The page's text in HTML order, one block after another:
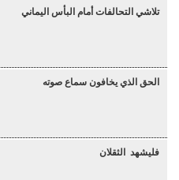
تلاشي التحالفات أمام البأس اليماني
الحق الذي يخافون سماع صوته
فليشهد الثقلان